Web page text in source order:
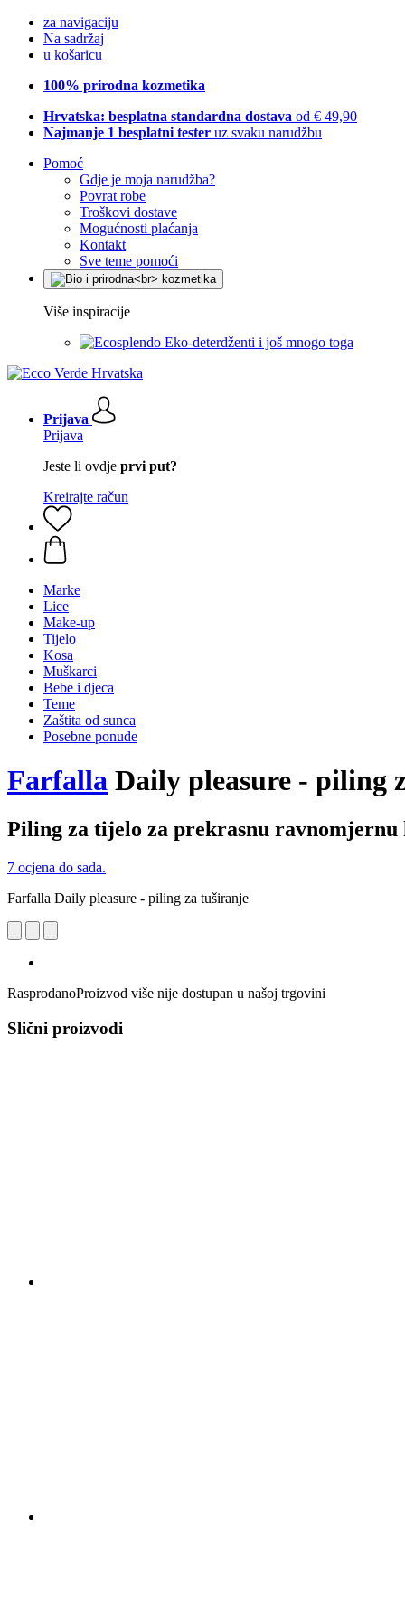
za navigaciju
Na sadržaj
u košaricu
100% prirodna kozmetika
Hrvatska: besplatna standardna dostava od € 49,90
Najmanje 1 besplatni tester uz svaku narudžbu
Pomoć
Gdje je moja narudžba?
Povrat robe
Troškovi dostave
Mogućnosti plaćanja
Kontakt
Sve teme pomoći
Više inspiracije
Eko-deterdženti i još mnogo toga
Prijava
Prijava
Jeste li ovdje prvi put?
Kreirajte račun
Marke
Lice
Make-up
Tijelo
Kosa
Muškarci
Bebe i djeca
Teme
Zaštita od sunca
Posebne ponude
Farfalla Daily pleasure - piling
Piling za tijelo za prekrasnu ravnomjernu
7 ocjena do sada.
Farfalla Daily pleasure - piling za tuširanje
RasprodanoProizvod više nije dostupan u našoj trgovini
Slični proizvodi